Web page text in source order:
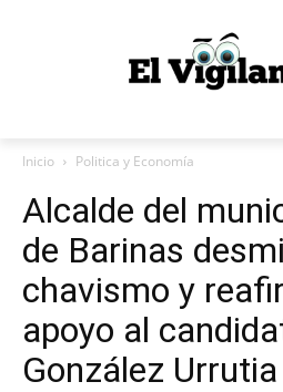
Inicio Politica y Economía
Alcalde del
de Barinas
chavismo y
apoyo al
González Urrutia